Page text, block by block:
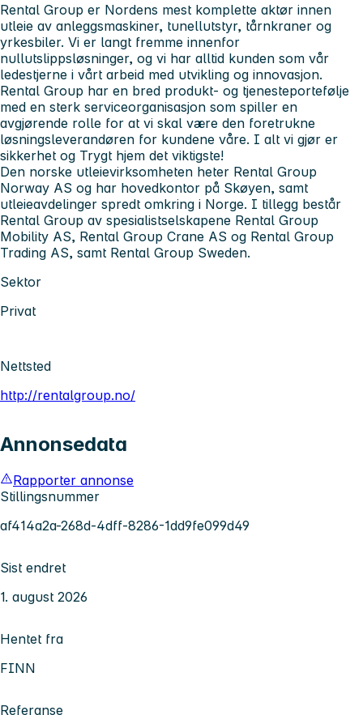
Rental Group er Nordens mest komplette aktør innen
utleie av anleggsmaskiner, tunellutstyr, tårnkraner og
yrkesbiler. Vi er langt fremme innenfor
nullutslippsløsninger, og vi har alltid kunden som vår
ledestjerne i vårt arbeid med utvikling og innovasjon.
Rental Group har en bred produkt- og tjenesteportefølje
med en sterk serviceorganisasjon som spiller en
avgjørende rolle for at vi skal være den foretrukne
løsningsleverandøren for kundene våre. I alt vi gjør er
sikkerhet og Trygt hjem det viktigste!
Den norske utleievirksomheten heter Rental Group
Norway AS og har hovedkontor på Skøyen, samt
utleieavdelinger spredt omkring i Norge. I tillegg består
Rental Group av spesialistselskapene Rental Group
Mobility AS, Rental Group Crane AS og Rental Group
Trading AS, samt Rental Group Sweden.
Sektor
Privat
Nettsted
http://rentalgroup.no/
Annonsedata
Rapporter annonse
Stillingsnummer
af414a2a-268d-4dff-8286-1dd9fe099d49
Sist endret
1. august 2026
Hentet fra
FINN
Referanse